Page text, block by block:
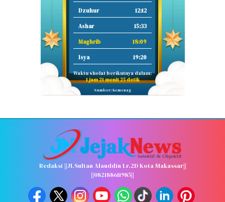
Dzuhur 12:12
Ashar 15:33
Maghrib 18:09
Isya 19:20
Waktu sholat berikutnya dalam:
1 jam 21 menit 24 detik
Sumber: Kemenag
Redaksi ||Jl.Sultan Alauddin Lr.2D Kota Makassar||
||082188611985||